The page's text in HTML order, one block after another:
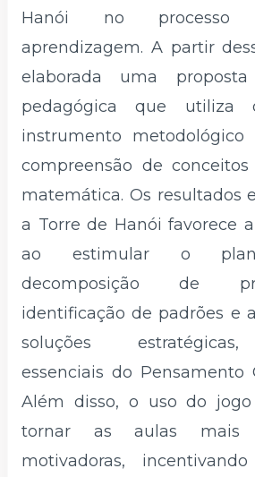
Hanói no processo
aprendizagem. A partir
elaborada uma
pedagógica que utiliza
instrumento metodológico
compreensão de
matemática. Os resultados
a Torre de Hanói favorece
ao estimular o
decomposição de
identificação de padrões e
soluções
essenciais do Pensamento
Além disso, o uso do
tornar as aulas mais
motivadoras,